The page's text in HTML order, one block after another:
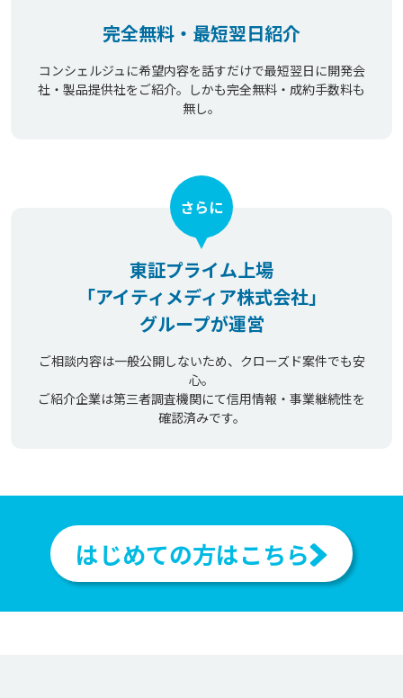
完全無料・最短翌日紹介
コンシェルジュに希望内容を話すだけで最短翌日に開発会
社・製品提供社をご紹介。しかも完全無料・成約手数料も
無し。
東証プライム上場
「アイティメディア株式会社」
グループが運営
さらに
ご相談内容は一般公開しないため、クローズド案件でも安
心。
ご紹介企業は第三者調査機関にて信用情報・事業継続性を
確認済みです。
はじめての方はこちら